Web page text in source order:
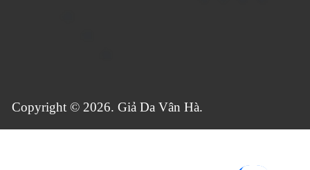
Copyright © 2026. Giả Da Vân Hà.